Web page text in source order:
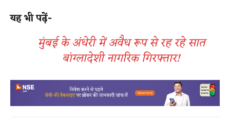
यह भी पढ़ें-
मुंबई के अंधेरी में अवैध रूप से रह रहे सात
बांग्लादेशी नागरिक गिरफ्तार!